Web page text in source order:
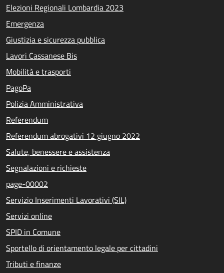
Elezioni Regionali Lombardia 2023
Emergenza
Giustizia e sicurezza pubblica
Lavori Cassanese Bis
Mobilità e trasporti
PagoPa
Polizia Amministrativa
Referendum
Referendum abrogativi 12 giugno 2022
Salute, benessere e assistenza
Segnalazioni e richieste
page-00002
Servizio Inserimenti Lavorativi (SIL)
Servizi online
SPID in Comune
Sportello di orientamento legale per cittadini
Tributi e finanze